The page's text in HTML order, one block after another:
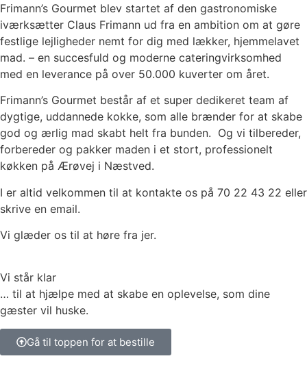
Frimann’s Gourmet blev startet af den gastronomiske
iværksætter Claus Frimann ud fra en ambition om at gøre
festlige lejligheder nemt for dig med lækker, hjemmelavet
mad. – en succesfuld og moderne cateringvirksomhed
med en leverance på over 50.000 kuverter om året.
Frimann’s Gourmet består af et super dedikeret team af
dygtige, uddannede kokke, som alle brænder for at skabe
god og ærlig mad skabt helt fra bunden. Og vi tilbereder,
forbereder og pakker maden i et stort, professionelt
køkken på Ærøvej i Næstved.
I er altid velkommen til at kontakte os på 70 22 43 22 eller
skrive en email.
Vi glæder os til at høre fra jer.
Vi står klar
… til at hjælpe med at skabe en oplevelse, som dine
gæster vil huske.
Gå til toppen for at bestille